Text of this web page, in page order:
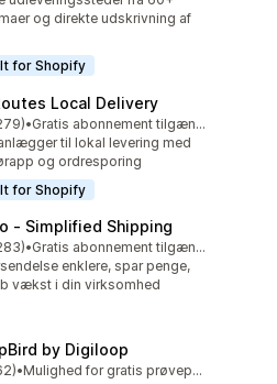
og direkte udskrivning af
for Shopify
Local Delivery
5 stjerner
i alt
•
Gratis abonnement tilgængeligt
til lokal levering med
og ordresporing
for Shopify
‑ Simplified Shipping
5 stjerner
i alt
•
Gratis abonnement tilgængeligt
enklere, spar penge,
vækst i din virksomhed
by Digiloop
5 stjerner
i alt
•
Mulighed for gratis prøveperiode